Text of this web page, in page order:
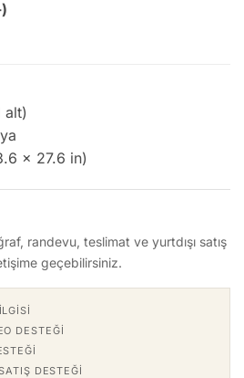
alt)
x 27.6 in)
randevu, teslimat ve yurtdışı satış
geçebilirsiniz.
DESTEĞI
DESTEĞI